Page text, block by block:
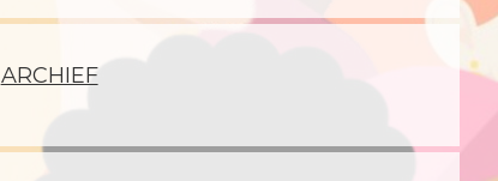
ARCHIEF